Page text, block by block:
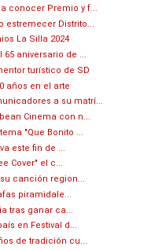
conocer Premio y f...
Distrito...
La Silla 2024
aniversario de ...
turístico de SD
años en el arte
a su matrí...
Cinema con n...
"Que Bonito ...
este fin de ...
Cover" el c...
canción region...
piramidale...
tras ganar ca...
en Festival d...
de tradición cu...